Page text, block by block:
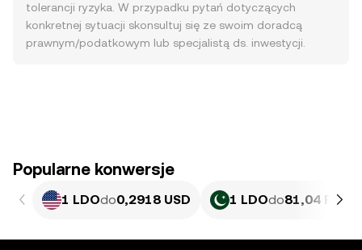
tolerancji ryzyka. W przypadku pytań dotyczących
konkretnej sytuacji skonsultuj się ze swoim doradcą
prawnym/podatkowym lub specjalistą ds. inwestycji.
Popularne konwersje
1 LDOdo0,2918 USD 1 LDOdo81,04 PKR